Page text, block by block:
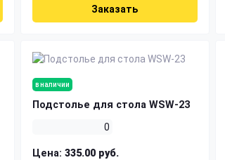
Заказать
в наличии
Подстолье для стола WSW-23
0
Цена: 335.00 руб.